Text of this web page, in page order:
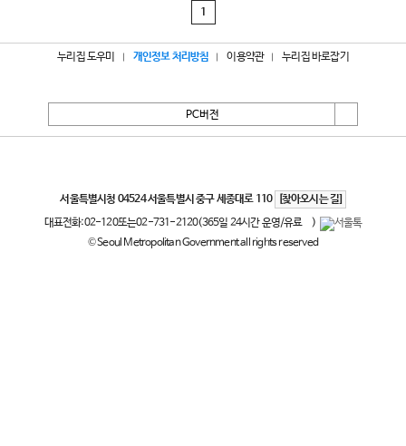
1
누리집 도우미 개인정보 처리방침 이용약관 누리집 바로잡기
PC버전
서울특별시청 04524 서울특별시 중구 세종대로 110
[찾아오시는 길]
대표전화:02-120또는02-731-2120(365일 24시간 운영/유료
)
© Seoul Metropolitan Government all rights reserved